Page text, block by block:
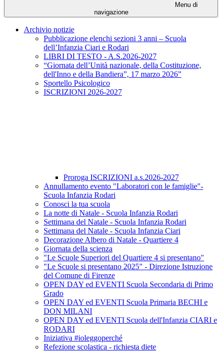
Menu di
navigazione
Archivio notizie
Pubblicazione elenchi sezioni 3 anni – Scuola
dell’Infanzia Ciari e Rodari
LIBRI DI TESTO - A.S.2026-2027
“Giornata dell’Unità nazionale, della Costituzione,
dell'Inno e della Bandiera”, 17 marzo 2026”
Sportello Psicologico
ISCRIZIONI 2026-2027
Proroga ISCRIZIONI a.s.2026-2027
Annullamento evento "Laboratori con le famiglie"-
Scuola Infanzia Rodari
Conosci la tua scuola
La notte di Natale - Scuola Infanzia Rodari
Settimana del Natale - Scuola Infanzia Rodari
Settimana del Natale - Scuola Infanzia Ciari
Decorazione Albero di Natale - Quartiere 4
Giornata della scienza
"Le Scuole Superiori del Quartiere 4 si presentano"
"Le Scuole si presentano 2025" - Direzione Istruzione
del Comune di Firenze
OPEN DAY ed EVENTI Scuola Secondaria di Primo
Grado
OPEN DAY ed EVENTI Scuola Primaria BECHI e
DON MILANI
OPEN DAY ed EVENTI Scuola dell'Infanzia CIARI e
RODARI
Iniziativa #ioleggoperché
Refezione scolastica - richiesta diete